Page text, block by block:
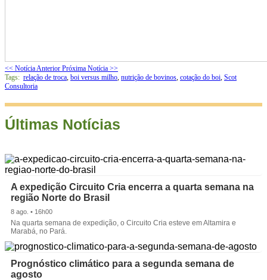
<< Notícia Anterior Próxima Notícia >>
Tags: relação de troca, boi versus milho, nutrição de bovinos, cotação do boi, Scot
Consultoria
Últimas Notícias
A expedição Circuito Cria encerra a quarta semana na
região Norte do Brasil
8 ago. • 16h00
Na quarta semana de expedição, o Circuito Cria esteve em Altamira e
Marabá, no Pará.
Prognóstico climático para a segunda semana de
agosto